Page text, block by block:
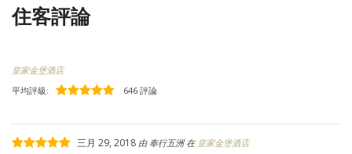
住客評論
皇家金堡酒店
平均評級:
646 評論
三月 29, 2018 由 奉行五洲在 皇家金堡酒店